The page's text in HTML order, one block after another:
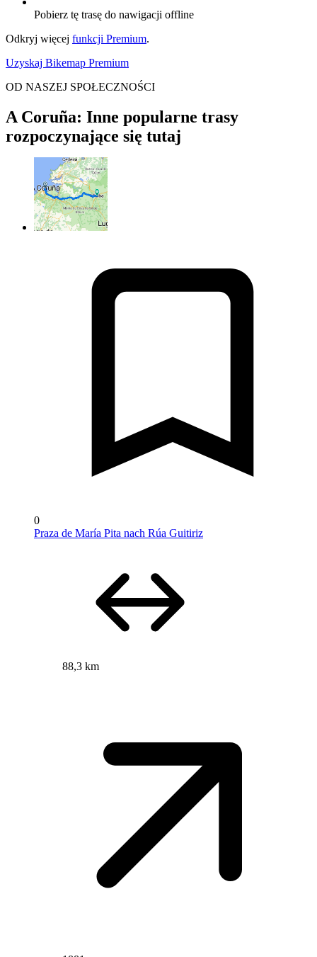
Pobierz tę trasę do nawigacji offline
Odkryj więcej funkcji Premium.
Uzyskaj Bikemap Premium
OD NASZEJ SPOŁECZNOŚCI
A Coruña: Inne popularne trasy
rozpoczynające się tutaj
0
Praza de María Pita nach Rúa Guitiriz
88,3 km